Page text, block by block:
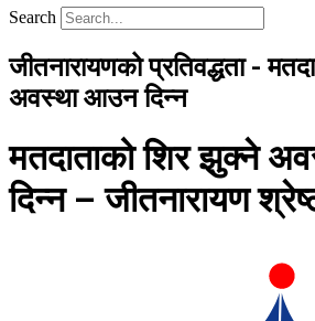
Search
जीतनारायणको प्रतिवद्धता -
अवस्था आउन दिन्न
मतदाताको शिर झुक्ने
दिन्न – जीतनारायण